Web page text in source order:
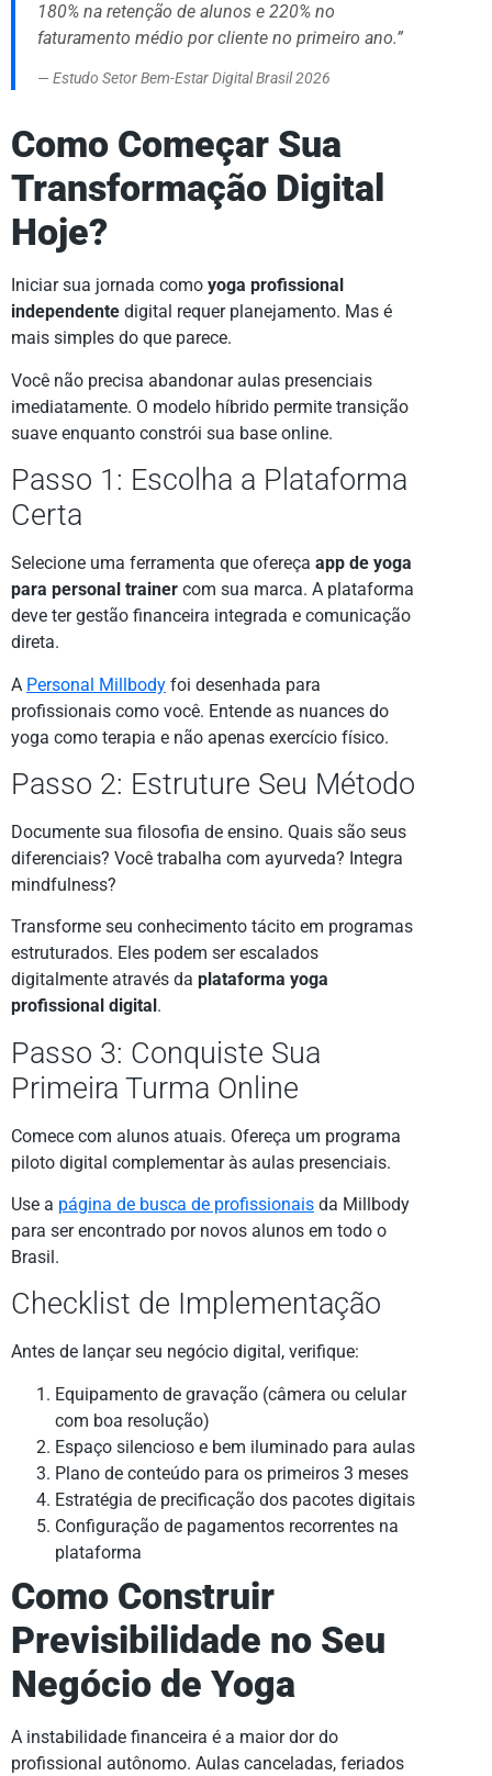
180% na retenção de alunos e 220% no
faturamento médio por cliente no primeiro ano.”
— Estudo Setor Bem-Estar Digital Brasil 2026
Como Começar Sua
Transformação Digital
Hoje?
Iniciar sua jornada como yoga profissional
independente digital requer planejamento. Mas é
mais simples do que parece.
Você não precisa abandonar aulas presenciais
imediatamente. O modelo híbrido permite transição
suave enquanto constrói sua base online.
Passo 1: Escolha a Plataforma
Certa
Selecione uma ferramenta que ofereça app de yoga
para personal trainer com sua marca. A plataforma
deve ter gestão financeira integrada e comunicação
direta.
A Personal Millbody foi desenhada para
profissionais como você. Entende as nuances do
yoga como terapia e não apenas exercício físico.
Passo 2: Estruture Seu Método
Documente sua filosofia de ensino. Quais são seus
diferenciais? Você trabalha com ayurveda? Integra
mindfulness?
Transforme seu conhecimento tácito em programas
estruturados. Eles podem ser escalados
digitalmente através da plataforma yoga
profissional digital .
Passo 3: Conquiste Sua
Primeira Turma Online
Comece com alunos atuais. Ofereça um programa
piloto digital complementar às aulas presenciais.
Use a página de busca de profissionais da Millbody
para ser encontrado por novos alunos em todo o
Brasil.
Checklist de Implementação
Antes de lançar seu negócio digital, verifique:
Equipamento de gravação (câmera ou celular
com boa resolução)
Espaço silencioso e bem iluminado para aulas
Plano de conteúdo para os primeiros 3 meses
Estratégia de precificação dos pacotes digitais
Configuração de pagamentos recorrentes na
plataforma
Como Construir
Previsibilidade no Seu
Negócio de Yoga
A instabilidade financeira é a maior dor do
profissional autônomo. Aulas canceladas, feriados